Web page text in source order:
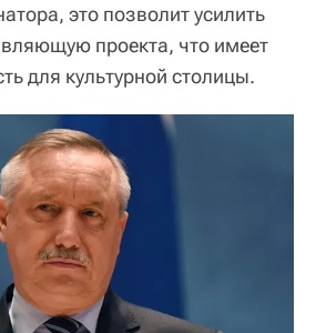
это позволит усилить
проекта, что имеет
для культурной столицы.